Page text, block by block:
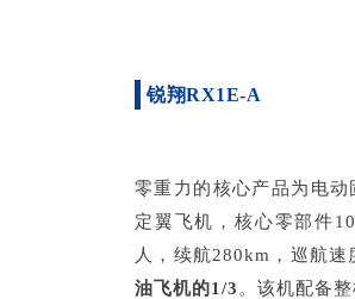
锐翔RX1E-A
零重力的核心产品为电
定翼飞机，核心零部件
人，续航280km，巡航
油飞机的1/3 。该机配备